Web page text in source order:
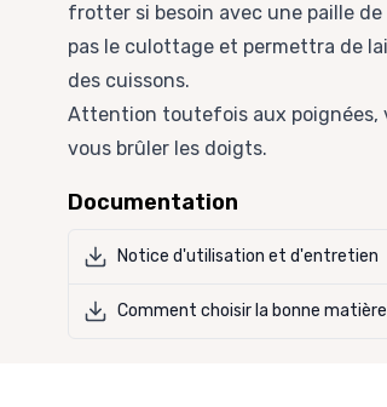
frotter si besoin avec une paille
pas le culottage et permettra de
des cuissons.
Attention toutefois aux poignées,
vous brûler les doigts.
Documentation
Notice d'utilisation et d'entretien
Comment choisir la bonne